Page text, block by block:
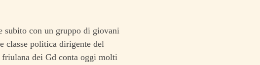
subito con un gruppo di giovani
classe politica dirigente del
friulana dei Gd conta oggi molti